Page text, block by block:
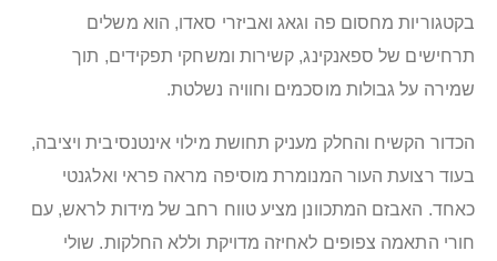
בקטגוריות מחסום פה וגאג ואביזרי סאדו, הוא משלים
תרחישים של ספאנקינג, קשירות ומשחקי תפקידים, תוך
שמירה על גבולות מוסכמים וחוויה נשלטת.
הכדור הקשיח והחלק מעניק תחושת מילוי אינטנסיבית ויציבה,
בעוד רצועת העור המנומרת מוסיפה מראה פראי ואלגנטי
כאחד. האבזם המתכוונן מציע טווח רחב של מידות לראש, עם
חורי התאמה צפופים לאחיזה מדויקת וללא החלקות. שולי